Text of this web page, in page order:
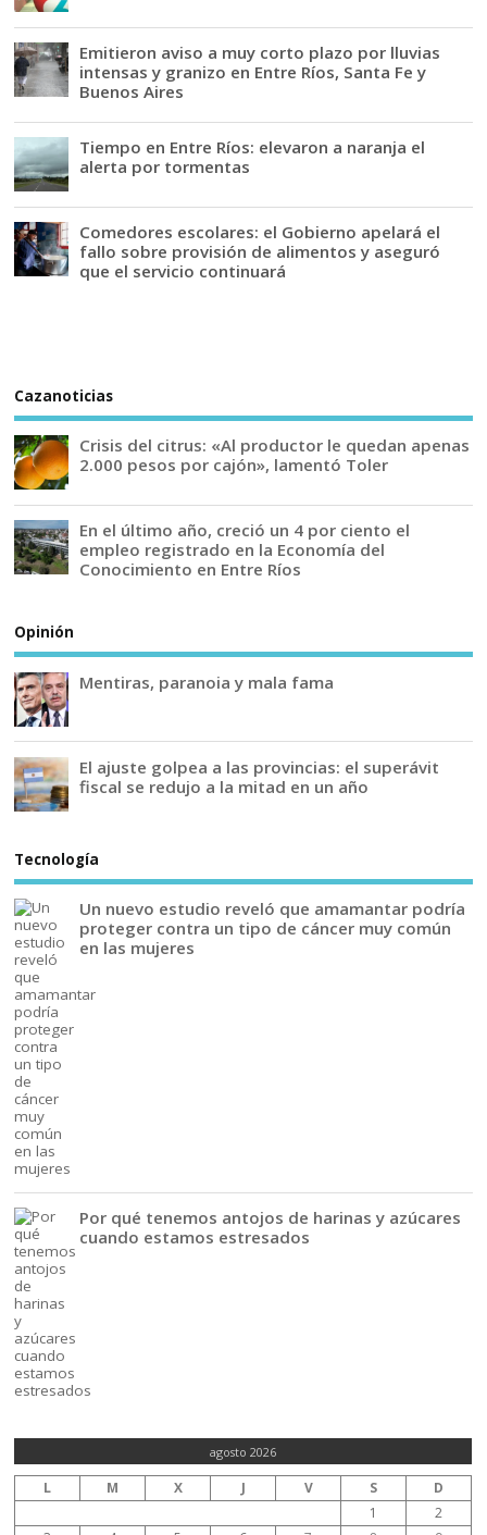
Emitieron aviso a muy corto plazo por lluvias
intensas y granizo en Entre Ríos, Santa Fe y
Buenos Aires
Tiempo en Entre Ríos: elevaron a naranja el
alerta por tormentas
Comedores escolares: el Gobierno apelará el
fallo sobre provisión de alimentos y aseguró
que el servicio continuará
Cazanoticias
Crisis del citrus: «Al productor le quedan apenas
2.000 pesos por cajón», lamentó Toler
En el último año, creció un 4 por ciento el
empleo registrado en la Economía del
Conocimiento en Entre Ríos
Opinión
Mentiras, paranoia y mala fama
El ajuste golpea a las provincias: el superávit
fiscal se redujo a la mitad en un año
Tecnología
Un nuevo estudio reveló que amamantar podría
proteger contra un tipo de cáncer muy común
en las mujeres
Por qué tenemos antojos de harinas y azúcares
cuando estamos estresados
agosto 2026
L M X J V S
D
1
2